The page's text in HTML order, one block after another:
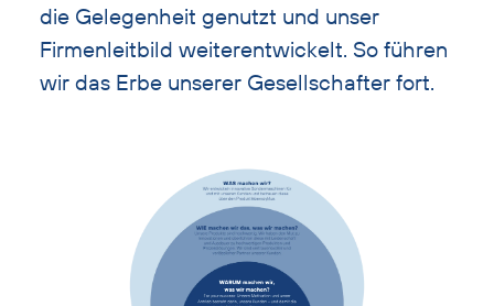
die Gelegenheit genutzt und unser
Firmenleitbild weiterentwickelt. So führen
wir das Erbe unserer Gesellschafter fort.